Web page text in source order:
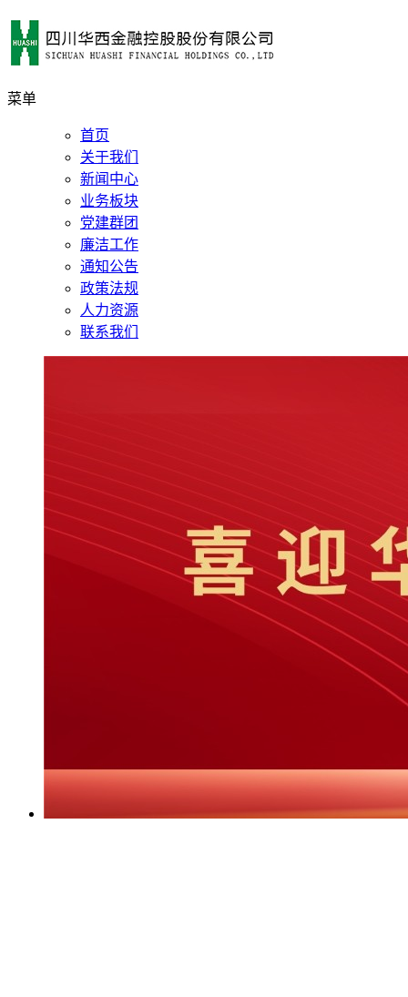
菜单
首页
关于我们
新闻中心
业务板块
党建群团
廉洁工作
通知公告
政策法规
人力资源
联系我们